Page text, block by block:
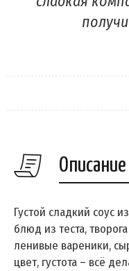
Густой сладкий соус
блюд из теста,
ленивые вареники,
цвет, густота – всё